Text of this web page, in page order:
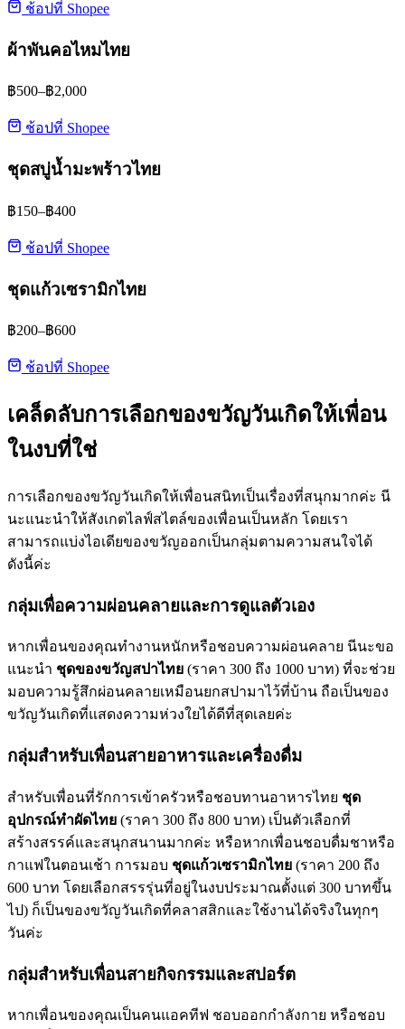
ช้อปที่ Shopee
ผ้าพันคอไหมไทย
฿500–฿2,000
ช้อปที่ Shopee
ชุดสบู่น้ำมะพร้าวไทย
฿150–฿400
ช้อปที่ Shopee
ชุดแก้วเซรามิกไทย
฿200–฿600
ช้อปที่ Shopee
เคล็ดลับการเลือกของขวัญวันเกิดให้เพื่อน
ในงบที่ใช่
การเลือกของขวัญวันเกิดให้เพื่อนสนิทเป็นเรื่องที่สนุกมากค่ะ นี
นะแนะนำให้สังเกตไลฟ์สไตล์ของเพื่อนเป็นหลัก โดยเรา
สามารถแบ่งไอเดียของขวัญออกเป็นกลุ่มตามความสนใจได้
ดังนี้ค่ะ
กลุ่มเพื่อความผ่อนคลายและการดูแลตัวเอง
หากเพื่อนของคุณทำงานหนักหรือชอบความผ่อนคลาย นีนะขอ
แนะนำ ชุดของขวัญสปาไทย (ราคา 300 ถึง 1000 บาท) ที่จะช่วย
มอบความรู้สึกผ่อนคลายเหมือนยกสปามาไว้ที่บ้าน ถือเป็นของ
ขวัญวันเกิดที่แสดงความห่วงใยได้ดีที่สุดเลยค่ะ
กลุ่มสำหรับเพื่อนสายอาหารและเครื่องดื่ม
สำหรับเพื่อนที่รักการเข้าครัวหรือชอบทานอาหารไทย ชุด
อุปกรณ์ทำผัดไทย (ราคา 300 ถึง 800 บาท) เป็นตัวเลือกที่
สร้างสรรค์และสนุกสนานมากค่ะ หรือหากเพื่อนชอบดื่มชาหรือ
กาแฟในตอนเช้า การมอบ ชุดแก้วเซรามิกไทย (ราคา 200 ถึง
600 บาท โดยเลือกสรรรุ่นที่อยู่ในงบประมาณตั้งแต่ 300 บาทขึ้น
ไป) ก็เป็นของขวัญวันเกิดที่คลาสสิกและใช้งานได้จริงในทุกๆ
วันค่ะ
กลุ่มสำหรับเพื่อนสายกิจกรรมและสปอร์ต
หากเพื่อนของคุณเป็นคนแอคทีฟ ชอบออกกำลังกาย หรือชอบ